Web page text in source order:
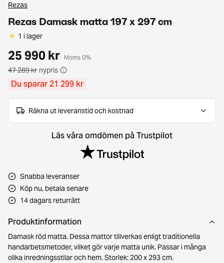
Rezas
Rezas Damask matta 197 x 297 cm
1 i lager
25 990 kr Moms 0%
47 289 kr nypris
Du sparar 21 299 kr
Räkna ut leveranstid och kostnad
Läs våra omdömen på Trustpilot
Snabba leveranser
Köp nu, betala senare
14 dagars returrätt
Produktinformation
Damask röd matta. Dessa mattor tillverkas enligt traditionella
handarbetsmetoder, vilket gör varje matta unik. Passar i många
olika inredningsstilar och hem. Storlek: 200 x 293 cm.